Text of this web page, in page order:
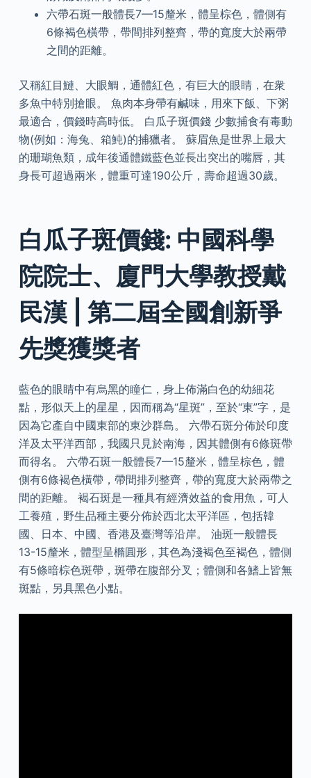
六帶石斑一般體長7—15釐米，體呈棕色，體側有
6條褐色橫帶，帶間排列整齊，帶的寬度大於兩帶
之間的距離。
又稱紅目鰱、大眼鯛，通體紅色，有巨大的眼睛，在衆
多魚中特別搶眼。 魚肉本身帶有鹹味，用來下飯、下粥
最適合，價錢時高時低。 白瓜子斑價錢 少數捕食有毒動
物(例如：海兔、箱魨)的捕獵者。 蘇眉魚是世界上最大
的珊瑚魚類，成年後通體鐵藍色並長出突出的嘴唇，其
身長可超過兩米，體重可達190公斤，壽命超過30歲。
白瓜子斑價錢: 中國科學
院院士、廈門大學教授戴
民漢 | 第二屆全國創新爭
先獎獲獎者
藍色的眼睛中有烏黑的瞳仁，身上佈滿白色的幼細花
點，形似天上的星星，因而稱為“星斑”，至於“東”字，是
因為它產自中國東部的東沙群島。 六帶石斑分佈於印度
洋及太平洋西部，我國只見於南海，因其體側有6條斑帶
而得名。 六帶石斑一般體長7—15釐米，體呈棕色，體
側有6條褐色橫帶，帶間排列整齊，帶的寬度大於兩帶之
間的距離。 褐石斑是一種具有經濟效益的食用魚，可人
工養殖，野生品種主要分佈於西北太平洋區，包括韓
國、日本、中國、香港及臺灣等沿岸。 油斑一般體長
13-15釐米，體型呈橢圓形，其色為淺褐色至褐色，體側
有5條暗棕色斑帶，斑帶在腹部分叉；體側和各鰭上皆無
斑點，另具黑色小點。